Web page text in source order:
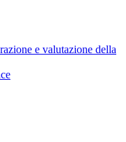
e valutazione della